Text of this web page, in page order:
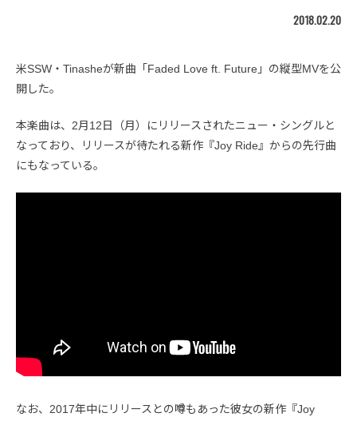
2018.02.20
米SSW・Tinasheが新曲「Faded Love ft. Future」の縦型MVを公
開した。
本楽曲は、2月12日（月）にリリースされたニュー・シングルと
なっており、リリースが待たれる新作『Joy Ride』からの先行曲
にもなっている。
なお、2017年中にリリースとの噂もあった彼女の新作『Joy